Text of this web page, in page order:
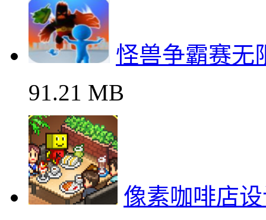
怪兽争霸赛无
91.21 MB
像素咖啡店